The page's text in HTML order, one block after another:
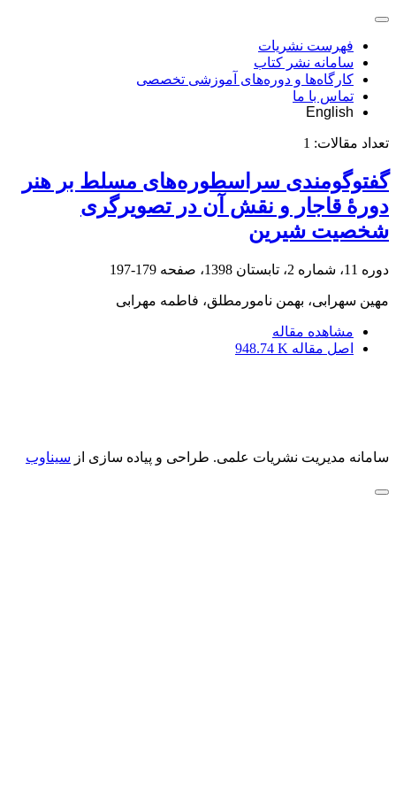
فهرست نشریات
سامانه نشر کتاب
کارگاه‌ها و دوره‌های آموزشی تخصصی
تماس با ما
English
تعداد مقالات: 1
گفت‏وگومندی سراسطوره‌های مسلط بر هنر
دورۀ‏ قاجار و نقش آن در تصویرگری
شخصیت شیرین
دوره 11، شماره 2، تابستان 1398، صفحه 179-197
مهین سهرابی، بهمن نامورمطلق، فاطمه مهرابی
مشاهده مقاله
اصل مقاله 948.74 K
سامانه مدیریت نشریات علمی. طراحی و پیاده سازی از سیناوب